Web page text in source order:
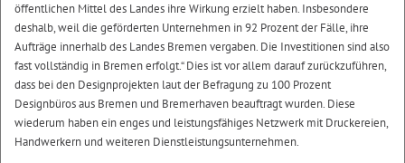
öffentlichen Mittel des Landes ihre Wirkung erzielt haben. Insbesondere
deshalb, weil die geförderten Unternehmen in 92 Prozent der Fälle, ihre
Aufträge innerhalb des Landes Bremen vergaben. Die Investitionen sind also
fast vollständig in Bremen erfolgt.“ Dies ist vor allem darauf zurückzuführen,
dass bei den Designprojekten laut der Befragung zu 100 Prozent
Designbüros aus Bremen und Bremerhaven beauftragt wurden. Diese
wiederum haben ein enges und leistungsfähiges Netzwerk mit Druckereien,
Handwerkern und weiteren Dienstleistungsunternehmen.